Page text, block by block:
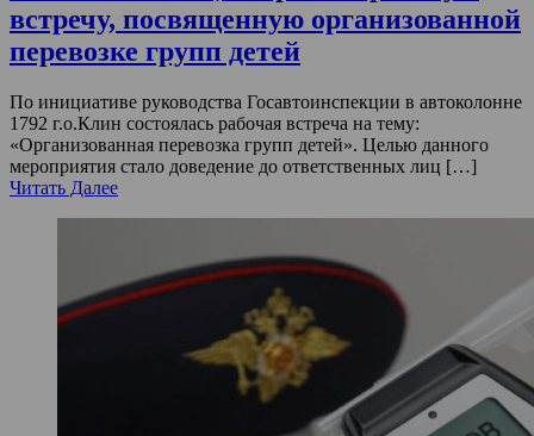
встречу, посвященную организованной
перевозке групп детей
По инициативе руководства Госавтоинспекции в автоколонне
1792 г.о.Клин состоялась рабочая встреча на тему:
«Организованная перевозка групп детей». Целью данного
мероприятия стало доведение до ответственных лиц […]
Читать Далее